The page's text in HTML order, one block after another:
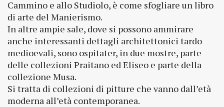
Cammino e allo Studiolo, è come sfogliare un libro
di arte del Manierismo.
In altre ampie sale, dove si possono ammirare
anche interessanti dettagli architettonici tardo
medioevali, sono ospitater, in due mostre, parte
delle collezioni Praitano ed Eliseo e parte della
collezione Musa.
Si tratta di collezioni di pitture che vanno dall’età
moderna all’età contemporanea.